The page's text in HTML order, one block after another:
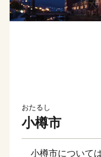
おたるし
小樽市
小樽市について